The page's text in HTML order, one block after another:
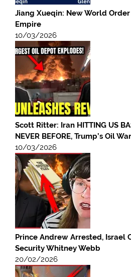
Jiang Xueqin: New World Order
Empire
10/03/2026
Scott Ritter: Iran HITTING US
NEVER BEFORE, Trump’s Oil
10/03/2026
Prince Andrew Arrested, Israel
Security Whitney Webb
20/02/2026